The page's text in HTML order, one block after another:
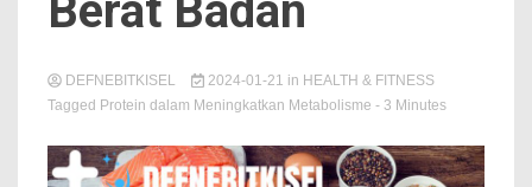
Berat Badan
DEFNEBITKISEL 2024-01-21 in HEALTH & FITNESS
Tagged Protein dalam Meningkatkan Metabolisme - 3 Minutes